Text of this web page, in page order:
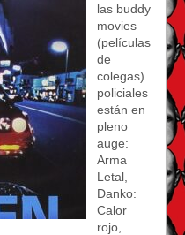
las buddy
movies
(películas
de
colegas)
policiales
están en
pleno
auge:
Arma
Letal,
Danko:
Calor
rojo,